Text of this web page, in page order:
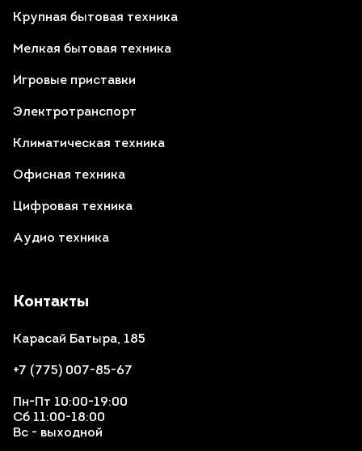
Контакты
Карасай Батыра, 185
+7 (775) 007-85-67
Пн-Пт 10:00-19:00
Сб 11:00-18:00
Вс - выходной
Крупная бытовая техника
Мелкая бытовая техника
Игровые приставки
Электротранспорт
Климатическая техника
Офисная техника
Цифровая техника
Аудио техника